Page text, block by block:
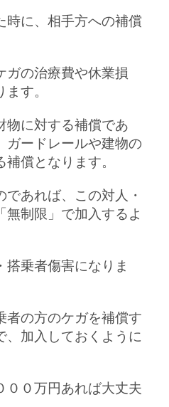
時に、相手方への補償
ガの治療費や休業損
す。
物に対する補償であ
ガードレールや建物の
償となります。
あれば、この対人・
無制限」で加入するよ
搭乗者傷害になりま
者の方のケガを補償す
、加入しておくように
００万円あれば大丈夫